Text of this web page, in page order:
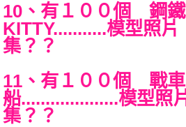
10、有１００個 鋼
KITTY...........模型照
集？？
11、有１００個 戰
船....................模型
集？？